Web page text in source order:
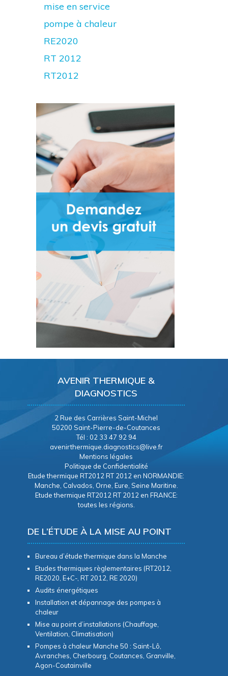
mise en service
pompe à chaleur
RE2020
RT 2012
RT2012
AVENIR THERMIQUE &
DIAGNOSTICS
2 Rue des Carrières Saint-Michel
50200 Saint-Pierre-de-Coutances
Tél : 02 33 47 92 94
avenirthermique.diagnostics@live.fr
Mentions légales
Politique de Confidentialité
Etude thermique RT2012 RT 2012 en NORMANDIE:
Manche, Calvados, Orne, Eure, Seine Maritine.
Etude thermique RT2012 RT 2012 en FRANCE:
toutes les régions.
DE L’ÉTUDE À LA MISE AU POINT
Bureau d’étude thermique dans la Manche
Etudes thermiques règlementaires (RT2012,
RE2020, E+C-, RT 2012, RE 2020)
Audits énergétiques
Installation et dépannage des pompes à
chaleur
Mise au point d’installations (Chauffage,
Ventilation, Climatisation)
Pompes à chaleur Manche 50 : Saint-Lô,
Avranches, Cherbourg, Coutances, Granville,
Agon-Coutainville